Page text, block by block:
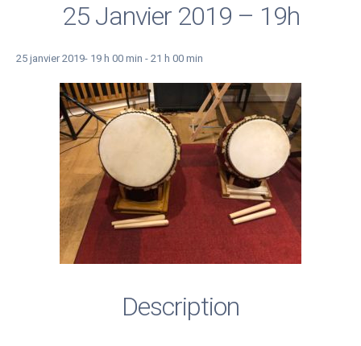
25 Janvier 2019 – 19h
25 janvier 2019- 19 h 00 min - 21 h 00 min
Description